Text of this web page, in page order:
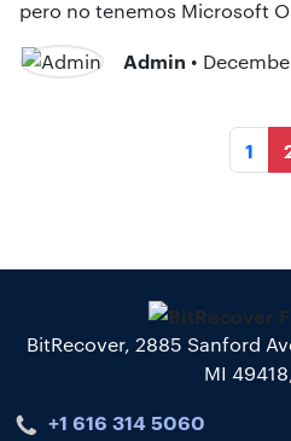
pero no tenemos Microsoft
Admin •
1
BitRecover, 2885 Sanford
MI
+1 616 314 5060